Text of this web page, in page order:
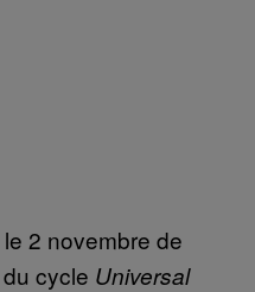
2 novembre de
cycle Universal